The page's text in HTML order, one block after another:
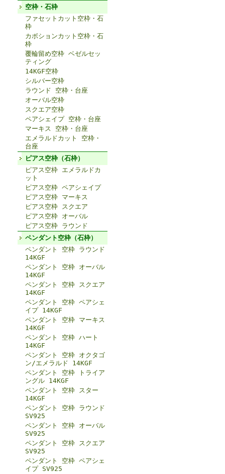
空枠・石枠
ファセットカット空枠・石
枠
カボションカット空枠・石
枠
覆輪留め空枠 ベゼルセッ
ティング
14KGF空枠
シルバー空枠
ラウンド 空枠・台座
オーバル空枠
スクエア空枠
ペアシェイプ 空枠・台座
マーキス 空枠・台座
エメラルドカット 空枠・
台座
ピアス空枠（石枠）
ピアス空枠 エメラルドカ
ット
ピアス空枠 ペアシェイプ
ピアス空枠 マーキス
ピアス空枠 スクエア
ピアス空枠 オーバル
ピアス空枠 ラウンド
ペンダント空枠（石枠）
ペンダント 空枠 ラウンド
14KGF
ペンダント 空枠 オーバル
14KGF
ペンダント 空枠 スクエア
14KGF
ペンダント 空枠 ペアシェ
イプ 14KGF
ペンダント 空枠 マーキス
14KGF
ペンダント 空枠 ハート
14KGF
ペンダント 空枠 オクタゴ
ン/エメラルド 14KGF
ペンダント 空枠 トライア
ングル 14KGF
ペンダント 空枠 スター
14KGF
ペンダント 空枠 ラウンド
SV925
ペンダント 空枠 オーバル
SV925
ペンダント 空枠 スクエア
SV925
ペンダント 空枠 ペアシェ
イプ SV925